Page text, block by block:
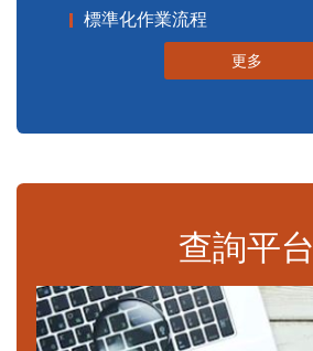
標準化作業流程
更多
查詢平台